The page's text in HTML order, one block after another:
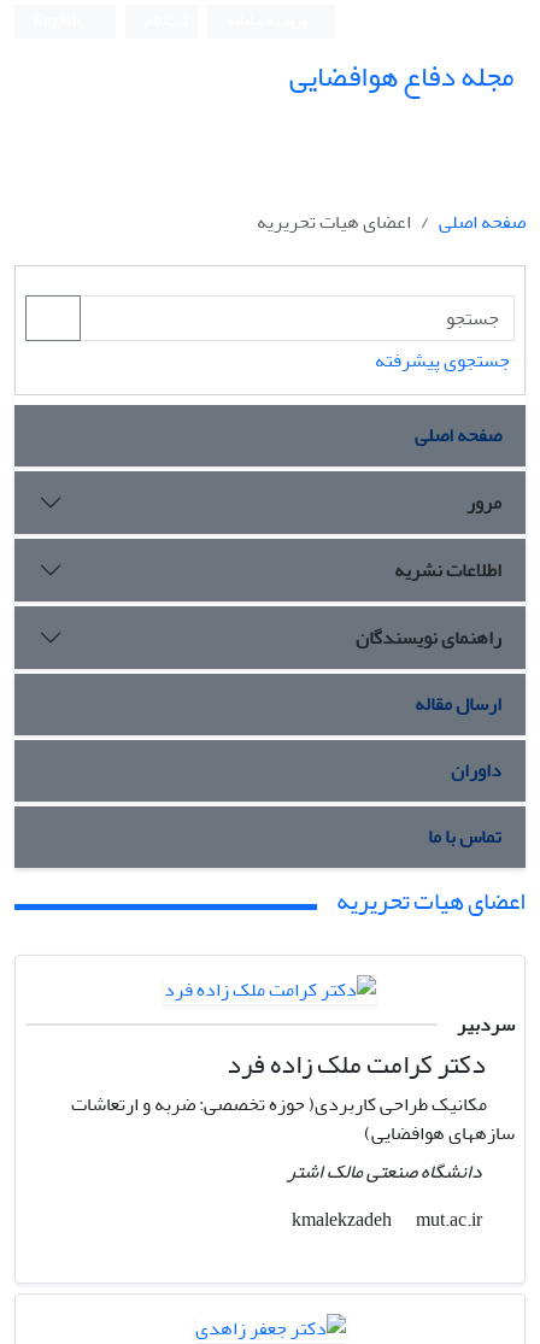
مجله دفاع هوافضایی
صفحه اصلی اعضای هیات تحریریه
جستجوی پیشرفته
صفحه اصلی
مرور
اطلاعات نشریه
راهنمای نویسندگان
ارسال مقاله
داوران
تماس با ما
اعضای هیات تحریریه
سردبیر
دکتر کرامت ملک زاده فرد
مکانیک طراحی کاربردی( حوزه تخصصی: ضربه و ارتعاشات
سازههای هوافضایی)
دانشگاه صنعتی مالک اشتر
kmalekzadeh
mut.ac.ir